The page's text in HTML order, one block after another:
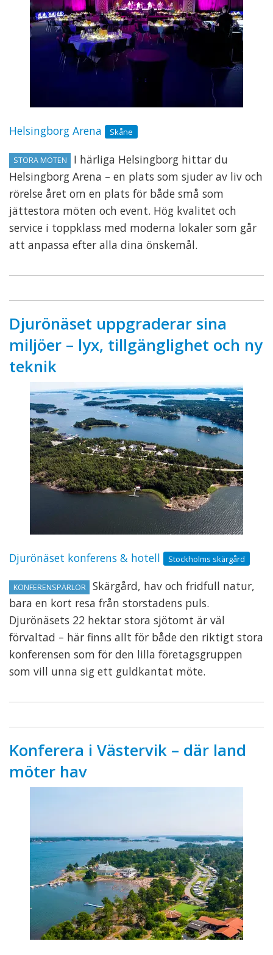
Helsingborg Arena Skåne
STORA MÖTEN
I härliga Helsingborg hittar du
Helsingborg Arena – en plats som sjuder av liv och
rörelse året om en plats för både små som
jättestora möten och event. Hög kvalitet och
service i toppklass med moderna lokaler som går
att anpassa efter alla dina önskemål.
Djurönäset uppgraderar sina
miljöer – lyx, tillgänglighet och ny
teknik
Djurönäset konferens & hotell Stockholms skärgård
KONFERENSPÄRLOR
Skärgård, hav och fridfull natur,
bara en kort resa från storstadens puls.
Djurönäsets 22 hektar stora sjötomt är väl
förvaltad – här finns allt för både den riktigt stora
konferensen som för den lilla företagsgruppen
som vill unna sig ett guldkantat möte.
Konferera i Västervik – där land
möter hav